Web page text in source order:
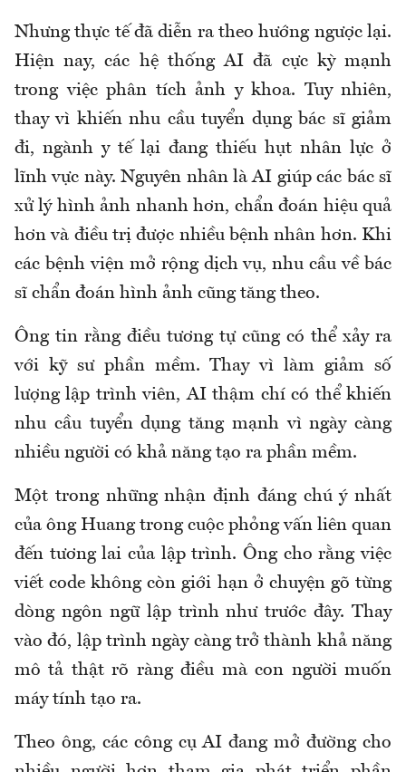
Nhưng thực tế đã diễn ra theo hướng ngược lại.
Hiện nay, các hệ thống AI đã cực kỳ mạnh
trong việc phân tích ảnh y khoa. Tuy nhiên,
thay vì khiến nhu cầu tuyển dụng bác sĩ giảm
đi, ngành y tế lại đang thiếu hụt nhân lực ở
lĩnh vực này. Nguyên nhân là AI giúp các bác sĩ
xử lý hình ảnh nhanh hơn, chẩn đoán hiệu quả
hơn và điều trị được nhiều bệnh nhân hơn. Khi
các bệnh viện mở rộng dịch vụ, nhu cầu về bác
sĩ chẩn đoán hình ảnh cũng tăng theo.
Ông tin rằng điều tương tự cũng có thể xảy ra
với kỹ sư phần mềm. Thay vì làm giảm số
lượng lập trình viên, AI thậm chí có thể khiến
nhu cầu tuyển dụng tăng mạnh vì ngày càng
nhiều người có khả năng tạo ra phần mềm.
Một trong những nhận định đáng chú ý nhất
của ông Huang trong cuộc phỏng vấn liên quan
đến tương lai của lập trình. Ông cho rằng việc
viết code không còn giới hạn ở chuyện gõ từng
dòng ngôn ngữ lập trình như trước đây. Thay
vào đó, lập trình ngày càng trở thành khả năng
mô tả thật rõ ràng điều mà con người muốn
máy tính tạo ra.
Theo ông, các công cụ AI đang mở đường cho